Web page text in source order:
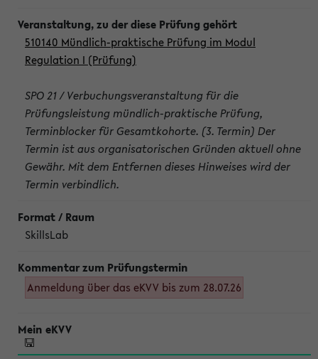
510140 Mündlich-praktische Prüfung im Modul
Regulation I (Prüfung)
SPO 21 / Verbuchungsveranstaltung für die
Prüfungsleistung mündlich-praktische Prüfung,
Terminblocker für Gesamtkohorte. (3. Termin) Der
Termin ist aus organisatorischen Gründen aktuell ohne
Gewähr. Mit dem Entfernen dieses Hinweises wird der
Termin verbindlich.
SkillsLab
Anmeldung über das eKVV bis zum 28.07.26